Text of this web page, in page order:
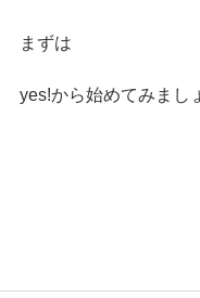
まずは
yes!から始めてみまし